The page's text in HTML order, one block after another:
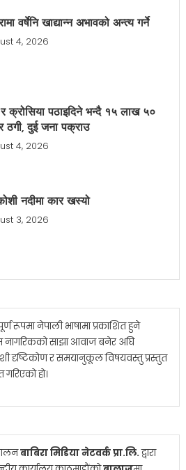
वर्षेनि खाद्यान्न अभावको अन्त्य गर्ने
4, 2026
क्रोसिया पठाइदिने भन्दै १५ लाख ५०
ठगी, दुई जना पक्राउ
4, 2026
नदीमा कार खस्यो
3, 2026
रूपमा नेपाली भाषामा प्रकाशित हुने
साझा आवाज बनेर अघि
दृष्टिकोण र समयानुकूल विषयवस्तु प्रस्तुत
गरिएको हो।
बाबिरा मिडिया नेटवर्क प्रा.लि.द्वारा